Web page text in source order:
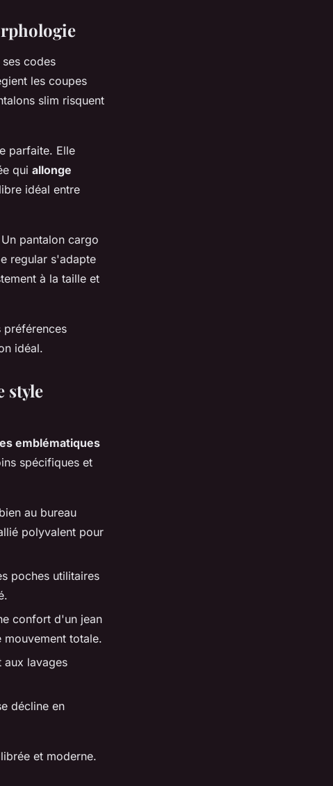
codes
les coupes
slim risquent
parfaite. Elle
qui allonge
idéal entre
pantalon cargo
regular s'adapte
à la taille et
préférences
idéal.
style
emblématiques
spécifiques et
au bureau
polyvalent pour
poches utilitaires
confort d'un jean
totale.
aux lavages
décline en
et moderne.